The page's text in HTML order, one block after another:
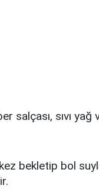
salçası, sıvı yağ
bekletip bol